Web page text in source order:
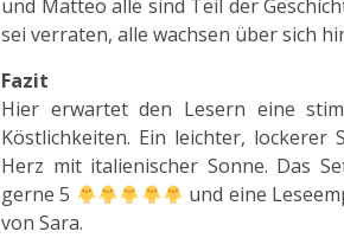
und Matteo alle sind Teil der
sei verraten, alle wachsen über sich
Fazit
Hier erwartet den Lesern eine
Köstlichkeiten. Ein leichter,
Herz mit italienischer Sonne. Das
gerne 5
und eine
von Sara.